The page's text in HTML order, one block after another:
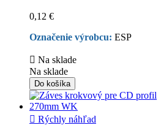
0,12 €
Označenie výrobcu: ESP
 Na sklade
Na sklade
Do košíka
 Rýchly náhľad